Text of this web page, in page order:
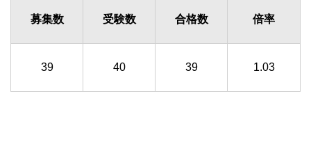
募集数 受験数 合格数 倍率
39 40 39 1.03